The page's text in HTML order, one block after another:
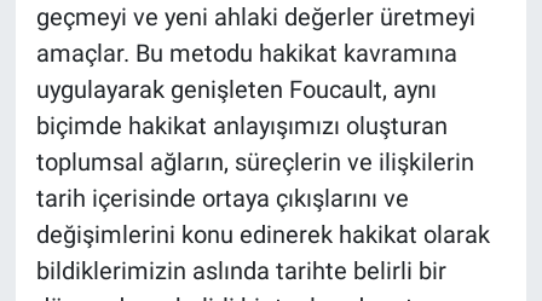
geçmeyi ve yeni ahlaki değerler üretmeyi
amaçlar. Bu metodu hakikat kavramına
uygulayarak genişleten Foucault, aynı
biçimde hakikat anlayışımızı oluşturan
toplumsal ağların, süreçlerin ve ilişkilerin
tarih içerisinde ortaya çıkışlarını ve
değişimlerini konu edinerek hakikat olarak
bildiklerimizin aslında tarihte belirli bir